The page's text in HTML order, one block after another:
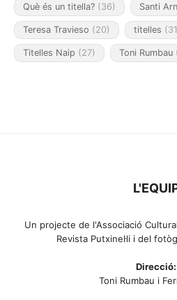
Què és un titella? (36) Santi
Teresa Travieso (20) titelles
Titelles Naip (27) Toni Rumbau
Un projecte de l'Associació
Revista Putxinel·li i del
Direcció:
Toni Rumbau i